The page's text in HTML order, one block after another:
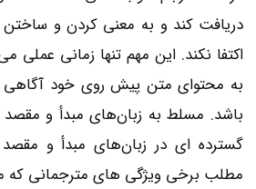
دریافت کند و به معنی کردن و
اکتفا نکند. این مهم تنها زمانی
به محتوای متن پیش روی خود
باشد. مسلط به زبان‌های مبدأ و مقصد
گسترده ای در زبان‌های مبدأ و مقصد
مطلب برخی ویژگی های مترجمانی که